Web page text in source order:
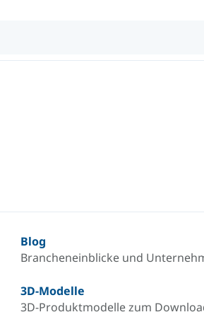
Blog
Brancheneinblicke und
3D-Modelle
3D-Produktmodelle zum